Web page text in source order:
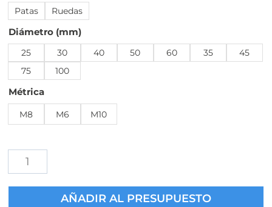
Patas Ruedas
Diámetro (mm)
25 30 40 50 60 35
45
75
100
Métrica
M8 M6 M10
Discos
Acero
Pegado
AÑADIR AL PRESUPUESTO